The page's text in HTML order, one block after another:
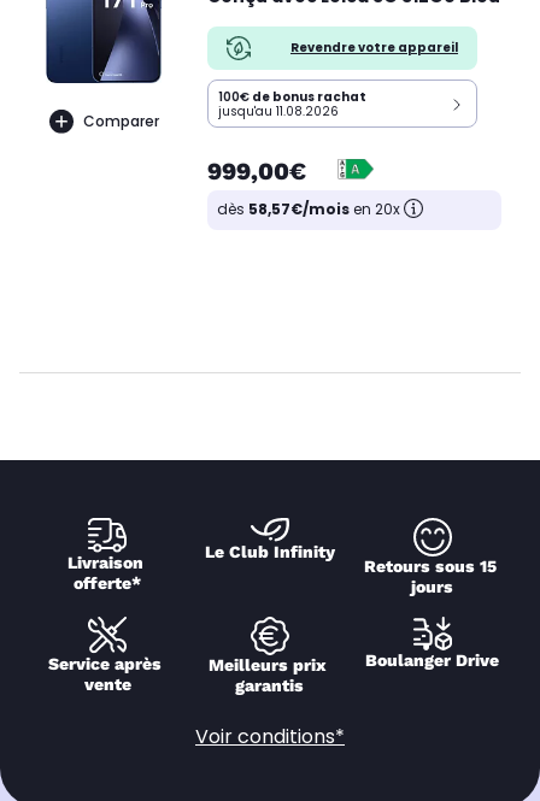
Comparer
Revendre votre appareil
100€ de bonus rachat
jusqu'au 11.08.2026
999,00€
dès 58,57€/moisen 20x
Livraison
offerte*
Le Club Infinity
Retours sous 15
jours
Service après
vente
Meilleurs prix
garantis
Boulanger Drive
Voir conditions*